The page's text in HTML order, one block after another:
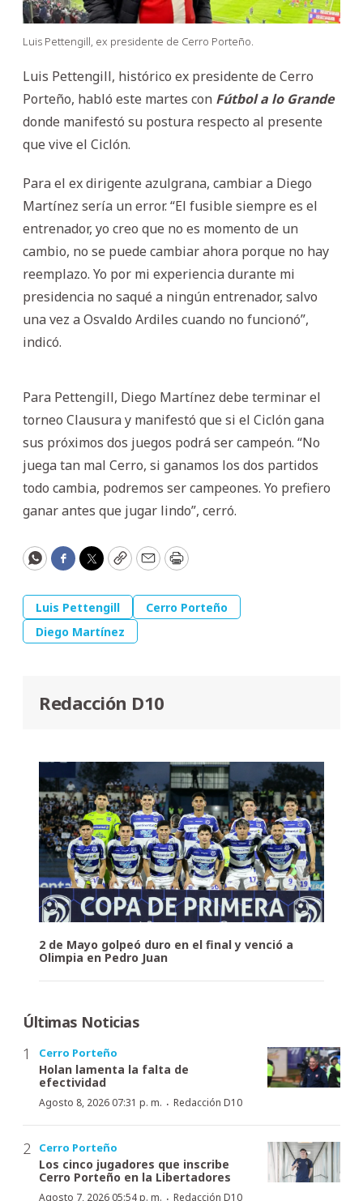
Luis Pettengill, ex presidente de Cerro Porteño.
Luis Pettengill, histórico ex presidente de Cerro
Porteño, habló este martes con Fútbol a lo Grande
donde manifestó su postura respecto al presente
que vive el Ciclón.
Para el ex dirigente azulgrana, cambiar a Diego
Martínez sería un error. “El fusible siempre es el
entrenador, yo creo que no es momento de un
cambio, no se puede cambiar ahora porque no hay
reemplazo. Yo por mi experiencia durante mi
presidencia no saqué a ningún entrenador, salvo
una vez a Osvaldo Ardiles cuando no funcionó”,
indicó.
Para Pettengill, Diego Martínez debe terminar el
torneo Clausura y manifestó que si el Ciclón gana
sus próximos dos juegos podrá ser campeón. “No
juega tan mal Cerro, si ganamos los dos partidos
todo cambia, podremos ser campeones. Yo prefiero
ganar antes que jugar lindo”, cerró.
WhatsApp
Facebook
Twitter
CopyEmailPrint
Luis Pettengill
Cerro Porteño
Diego Martínez
Redacción D10
2 de Mayo golpeó duro en el final y venció a
Olimpia en Pedro Juan
Últimas Noticias
Cerro Porteño
Holan lamenta la falta de
efectividad
Agosto 8, 2026 07:31 p. m. · Redacción D10
Cerro Porteño
Los cinco jugadores que inscribe
Cerro Porteño en la Libertadores
Agosto 7, 2026 05:54 p. m. Redacción D10